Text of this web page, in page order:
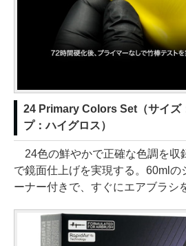
24 Primary Colors Set（サイズ
プ：ハイグロス）
24色の鮮やかで正確な色調を収
で鏡面仕上げを実現する。60mlの
ーナー付きで、すぐにエアブラシ